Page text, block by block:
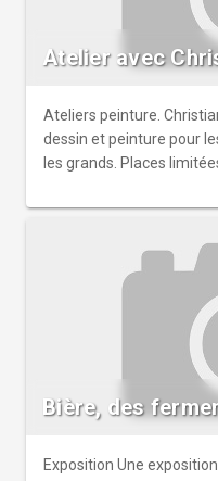
Atelier avec
Ateliers peinture.
dessin et peinture pour
les grands. Places
Bière, des
Exposition Une